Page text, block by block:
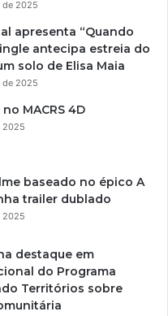
de 2025
apresenta “Quando
antecipa estreia do
solo de Elisa Maia
de 2025
MACRS 4D
2025
baseado no épico A
trailer dublado
2025
destaque em
do Programa
Territórios sobre